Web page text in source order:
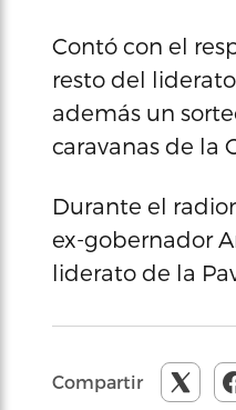
Contó con el
resto del
además un
caravanas de la
Durante el
ex-gobernador
liderato de la
Compartir